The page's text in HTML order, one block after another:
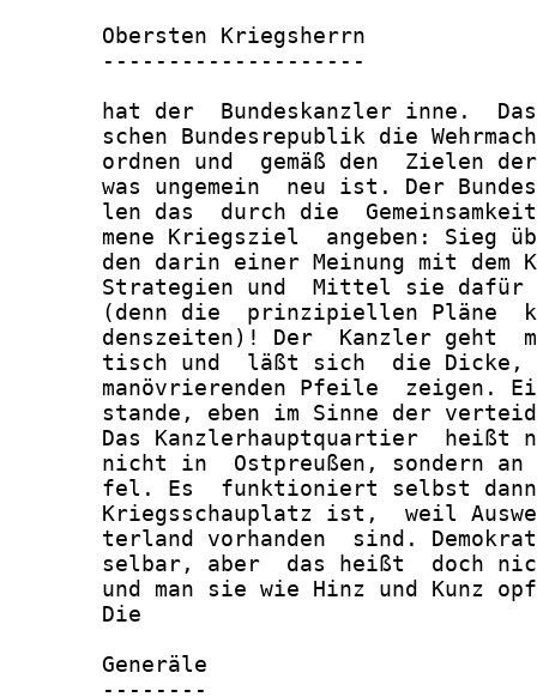
       Obersten Kriegsherrn
       --------------------
hat der  Bundeskanzler inne.
schen Bundesrepublik die
ordnen und  gemäß den  Zielen
was ungemein  neu ist. Der
len das  durch die
mene Kriegsziel  angeben: Sieg
den darin einer Meinung mit dem
Strategien und  Mittel sie
(denn die  prinzipiellen Pläne
denszeiten)! Der  Kanzler geht
tisch und  läßt sich  die
manövrierenden Pfeile  zeigen.
stande, eben im Sinne der
Das Kanzlerhauptquartier  heißt
nicht in  Ostpreußen, sondern
fel. Es  funktioniert selbst
Kriegsschauplatz ist,  weil
terland vorhanden  sind.
selbar, aber  das heißt  doch
und man sie wie Hinz und Kunz
       Die
       Generäle
       --------